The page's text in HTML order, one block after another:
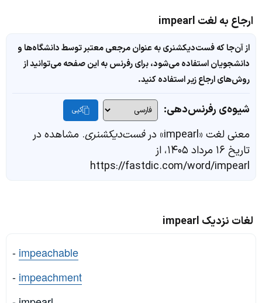
ارجاع به لغت impearl
از آن‌جا که فست‌دیکشنری به عنوان مرجعی معتبر توسط دانشگاه‌ها و
دانشجویان استفاده می‌شود، برای رفرنس به این صفحه می‌توانید از
روش‌های ارجاع زیر استفاده کنید.
شیوه‌ی رفرنس‌دهی: کپی
معنی لغت «impearl» در فست‌دیکشنری. مشاهده در
تاریخ ۱۶ مرداد ۱۴۰۵، از
https://fastdic.com/word/impearl
لغات نزدیک impearl
- impeachable
- impeachment